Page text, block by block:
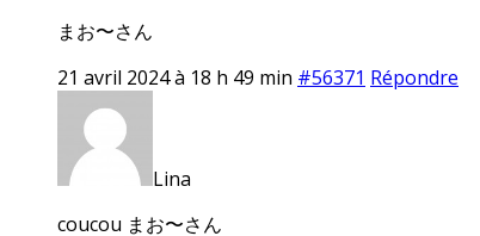
まお〜さん
21 avril 2024 à 18 h 49 min #56371 Répondre
Lina
coucou まお〜さん